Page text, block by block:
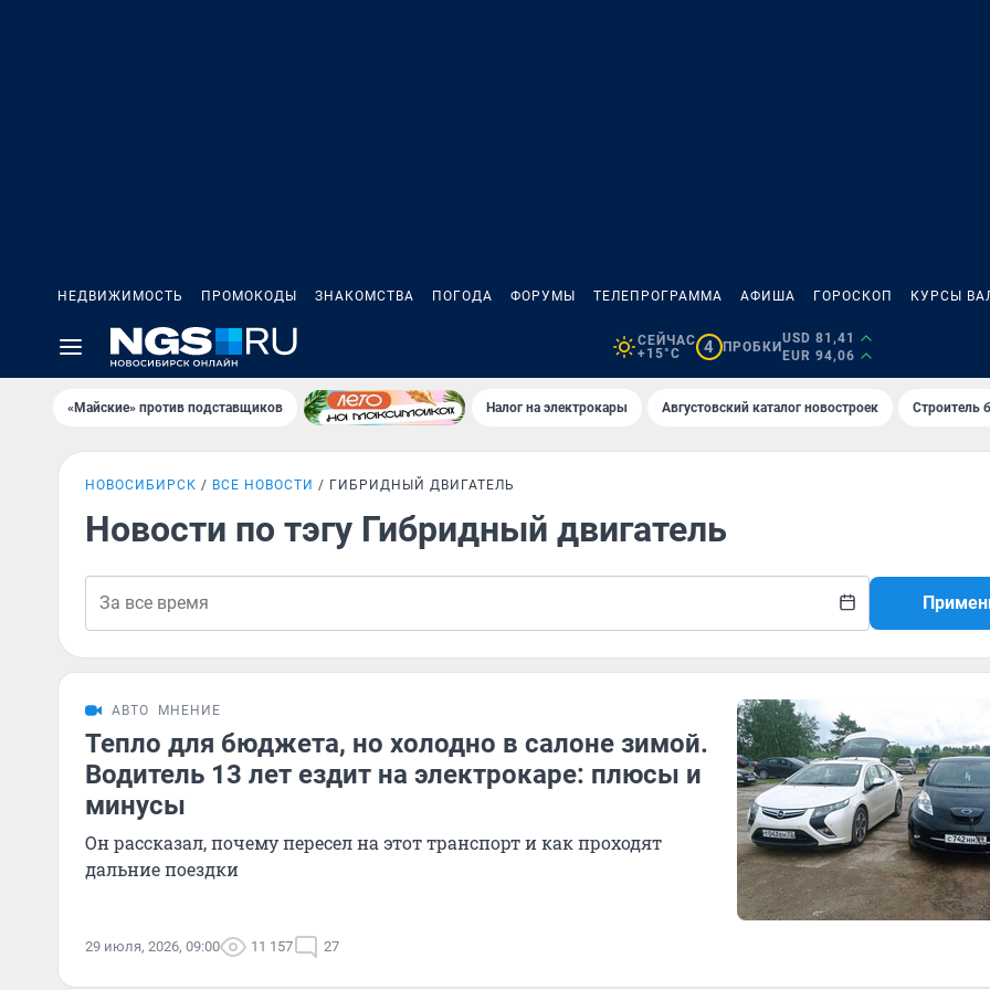
НЕДВИЖИМОСТЬ ПРОМОКОДЫ ЗНАКОМСТВА ПОГОДА ФОРУМЫ ТЕЛЕПРОГРАММА АФИША ГОРОСКОП КУРСЫ
СЕЙЧАС
+15°C
4 ПРОБКИ
USD 81,41
EUR 94,06
«Майские» против подставщиков Налог на электрокары Августовский каталог новостроек Строитель
НОВОСИБИРСК ВСЕ НОВОСТИ ГИБРИДНЫЙ ДВИГАТЕЛЬ
Новости по тэгу Гибридный двигатель
АВТО МНЕНИЕ
Тепло для бюджета, но холодно в салоне зимой.
Водитель 13 лет ездит на электрокаре: плюсы и
минусы
Он рассказал, почему пересел на этот транспорт и как проходят
дальние поездки
29 июля, 2026, 09:00 11 157 27